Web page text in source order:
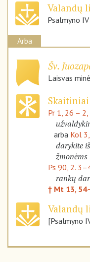
Valandų
Psalmyno
Arba
Šv.
Laisvas
Skaitiniai
Pr 1, 26 –
arba Kol
darykite
žmonėms
Ps 90, 2.
rankų
† Mt 13,
Valandų
[Psalmyno